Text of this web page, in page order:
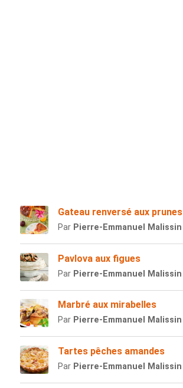
Gateau renversé aux prunes
Par Pierre-Emmanuel Malissin
Pavlova aux figues
Par Pierre-Emmanuel Malissin
Marbré aux mirabelles
Par Pierre-Emmanuel Malissin
Tartes pêches amandes
Par Pierre-Emmanuel Malissin